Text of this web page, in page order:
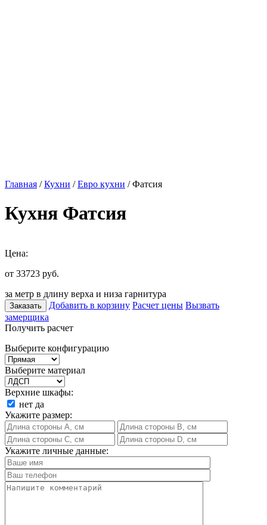
Главная /Кухни /Евро кухни / Фатсия
Кухня Фатсия
Цена:
от 33723 руб.
за метр в длину верха и низа гарнитура
Заказать Добавить в корзину Расчет цены Вызвать
замерщика
Получить расчет
Выберите конфигурацию
Выберите материал
Верхние шкафы:
нет да
Укажите размер:
Укажите личные данные: